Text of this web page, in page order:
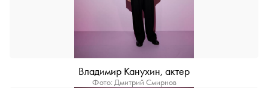
Владимир Канухин, актер
Фото: Дмитрий Смирнов